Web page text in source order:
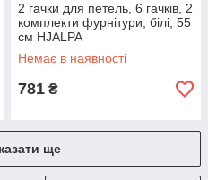
2 гачки для петель, 6 гачків, 2
комплекти фурнітури, білі, 55
см HJALPA
Немає в наявності
781 ₴
ще